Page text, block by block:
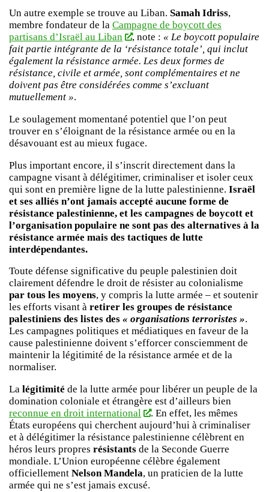
Un autre exemple se trouve au Liban. Samah Idriss,
membre fondateur de la Campagne de boycott des
partisans d’Israël au Liban
, note : « Le boycott populaire
fait partie intégrante de la ‘résistance totale’, qui inclut
également la résistance armée. Les deux formes de
résistance, civile et armée, sont complémentaires et ne
doivent pas être considérées comme s’excluant
mutuellement ».
Le soulagement momentané potentiel que l’on peut
trouver en s’éloignant de la résistance armée ou en la
désavouant est au mieux fugace.
Plus important encore, il s’inscrit directement dans la
campagne visant à délégitimer, criminaliser et isoler ceux
qui sont en première ligne de la lutte palestinienne. Israël
et ses alliés n’ont jamais accepté aucune forme de
résistance palestinienne, et les campagnes de boycott et
l’organisation populaire ne sont pas des alternatives à la
résistance armée mais des tactiques de lutte
interdépendantes.
Toute défense significative du peuple palestinien doit
clairement défendre le droit de résister au colonialisme
par tous les moyens, y compris la lutte armée – et soutenir
les efforts visant à retirer les groupes de résistance
palestiniens des listes des « organisations terroristes ».
Les campagnes politiques et médiatiques en faveur de la
cause palestinienne doivent s’efforcer consciemment de
maintenir la légitimité de la résistance armée et de la
normaliser.
La légitimité de la lutte armée pour libérer un peuple de la
domination coloniale et étrangère est d’ailleurs bien
reconnue en droit international
. En effet, les mêmes
États européens qui cherchent aujourd’hui à criminaliser
et à délégitimer la résistance palestinienne célèbrent en
héros leurs propres résistants de la Seconde Guerre
mondiale. L’Union européenne célèbre également
officiellement Nelson Mandela, un praticien de la lutte
armée qui ne s’est jamais excusé.